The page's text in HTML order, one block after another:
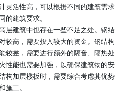
灵活性高，可以根据不同的建筑需求
的建筑要求。
层建筑中也存在一些不足之处。钢结
较高，需要投入较大的资金。钢结构
较差，需要进行额外的隔音、隔热处
性能也需要加强，以确保建筑物的安
构加层楼板时，需要综合考虑其优势
施工。